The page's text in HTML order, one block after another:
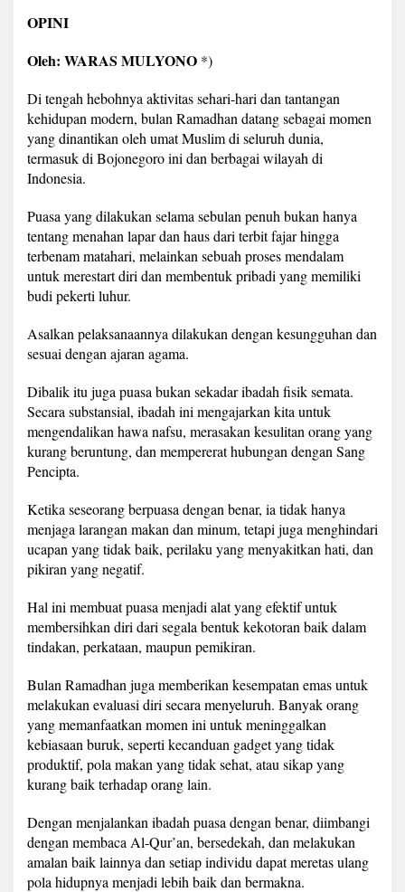
r
d
P
e
k
t
i
L
h
OPINI
Oleh: WARAS MULYONO *)
Di tengah hebohnya aktivitas sehari-hari dan tantangan
kehidupan modern, bulan Ramadhan datang sebagai momen
yang dinantikan oleh umat Muslim di seluruh dunia,
termasuk di Bojonegoro ini dan berbagai wilayah di
Indonesia.
Puasa yang dilakukan selama sebulan penuh bukan hanya
tentang menahan lapar dan haus dari terbit fajar hingga
terbenam matahari, melainkan sebuah proses mendalam
untuk merestart diri dan membentuk pribadi yang memiliki
budi pekerti luhur.
Asalkan pelaksanaannya dilakukan dengan kesungguhan dan
sesuai dengan ajaran agama.
Dibalik itu juga puasa bukan sekadar ibadah fisik semata.
Secara substansial, ibadah ini mengajarkan kita untuk
mengendalikan hawa nafsu, merasakan kesulitan orang yang
kurang beruntung, dan mempererat hubungan dengan Sang
Pencipta.
Ketika seseorang berpuasa dengan benar, ia tidak hanya
menjaga larangan makan dan minum, tetapi juga menghindari
ucapan yang tidak baik, perilaku yang menyakitkan hati, dan
pikiran yang negatif.
Hal ini membuat puasa menjadi alat yang efektif untuk
membersihkan diri dari segala bentuk kekotoran baik dalam
tindakan, perkataan, maupun pemikiran.
Bulan Ramadhan juga memberikan kesempatan emas untuk
melakukan evaluasi diri secara menyeluruh. Banyak orang
yang memanfaatkan momen ini untuk meninggalkan
kebiasaan buruk, seperti kecanduan gadget yang tidak
produktif, pola makan yang tidak sehat, atau sikap yang
kurang baik terhadap orang lain.
Dengan menjalankan ibadah puasa dengan benar, diimbangi
dengan membaca Al-Qur’an, bersedekah, dan melakukan
amalan baik lainnya dan setiap individu dapat meretas ulang
pola hidupnya menjadi lebih baik dan bermakna.